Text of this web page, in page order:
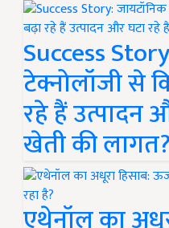
Success
टेक्नोलॉजी से
रहे हैं उत्पादन
खेती की लागत?